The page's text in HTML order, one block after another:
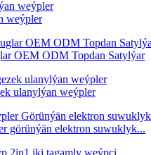
weýpler
OEM ODM Topdan Satylýar
ulanylýan weýpler
görünýän elektron suwuklyk...